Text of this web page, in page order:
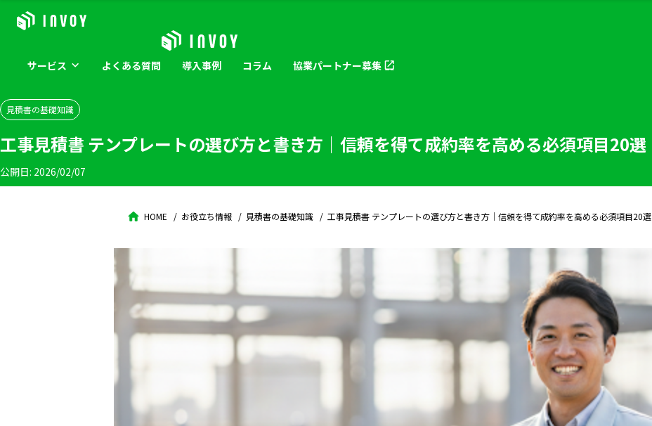
サービス よくある質問 導入事例 コラム 協業パートナー募集
見積書の基礎知識
工事見積書 テンプレートの選び方と書き方｜信頼を得て成約率を高める必須項目20選
公開日: 2026/02/07
HOME お役立ち情報 見積書の基礎知識 工事見積書 テンプレートの選び方と書き方｜信頼を得て成約率を高める必須項目20選